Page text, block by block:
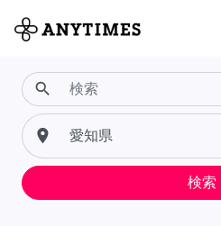
search
place
検索